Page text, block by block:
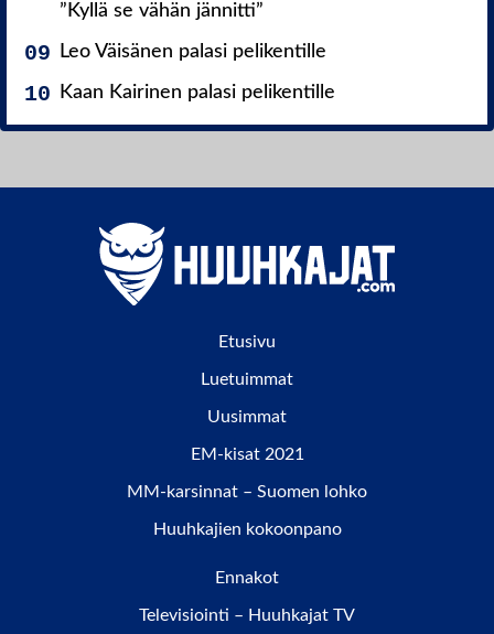
”Kyllä se vähän jännitti”
Leo Väisänen palasi pelikentille
Kaan Kairinen palasi pelikentille
Etusivu
Luetuimmat
Uusimmat
EM-kisat 2021
MM-karsinnat – Suomen lohko
Huuhkajien kokoonpano
Ennakot
Televisiointi – Huuhkajat TV